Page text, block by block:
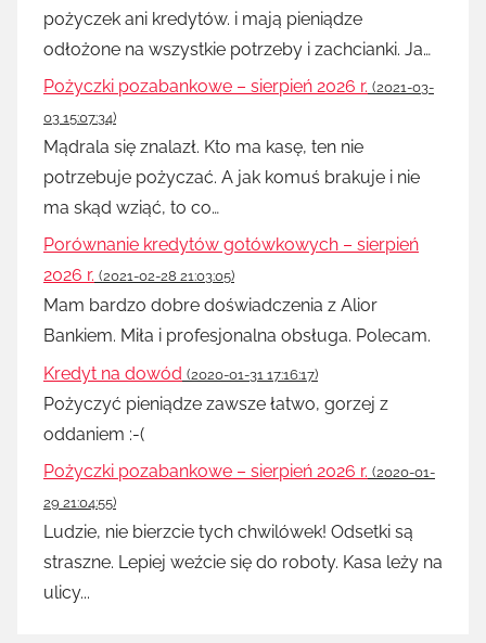
pożyczek ani kredytów. i mają pieniądze
odłożone na wszystkie potrzeby i zachcianki. Ja…
Pożyczki pozabankowe – sierpień 2026 r. (2021-03-
03 15:07:34)
Mądrala się znalazł. Kto ma kasę, ten nie
potrzebuje pożyczać. A jak komuś brakuje i nie
ma skąd wziąć, to co…
Porównanie kredytów gotówkowych – sierpień
2026 r. (2021-02-28 21:03:05)
Mam bardzo dobre doświadczenia z Alior
Bankiem. Miła i profesjonalna obsługa. Polecam.
Kredyt na dowód (2020-01-31 17:16:17)
Pożyczyć pieniądze zawsze łatwo, gorzej z
oddaniem :-(
Pożyczki pozabankowe – sierpień 2026 r. (2020-01-
29 21:04:55)
Ludzie, nie bierzcie tych chwilówek! Odsetki są
straszne. Lepiej weźcie się do roboty. Kasa leży na
ulicy...